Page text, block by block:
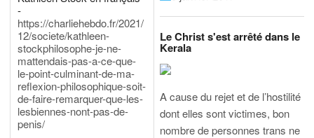
-
https://charliehebdo.fr/2021/
12/societe/kathleen-
stockphilosophe-je-ne-
mattendais-pas-a-ce-que-
le-point-culminant-de-ma-
reflexion-philosophique-soit-
de-faire-remarquer-que-les-
lesbiennes-nont-pas-de-
penis/
Le Christ s'est arrêté dans le
Kerala
A cause du rejet et de l’hostilité
dont elles sont victimes, bon
nombre de personnes trans ne